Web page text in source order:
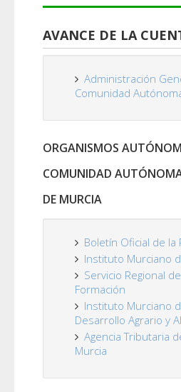
AVANCE DE LA
Administración
Comunidad
ORGANISMOS
COMUNIDAD
DE MURCIA
Boletín Oficial de la
Instituto Murciano
Servicio Regional
Formación
Instituto Murciano
Desarrollo Agrario y
Agencia Tributaria
Murcia